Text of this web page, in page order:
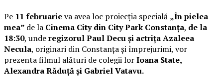
Pe 11 februarieva avea loc proiecția specială „În pielea
mea” de la Cinema City din City Park Constanța, de la
18:30, underegizorul Paul Decu și actrița Azaleea
Necula, originari din Constanța și împrejurimi, vor
prezenta filmul alături de colegii lorIoana State,
Alexandra Răduță și Gabriel Vatavu.